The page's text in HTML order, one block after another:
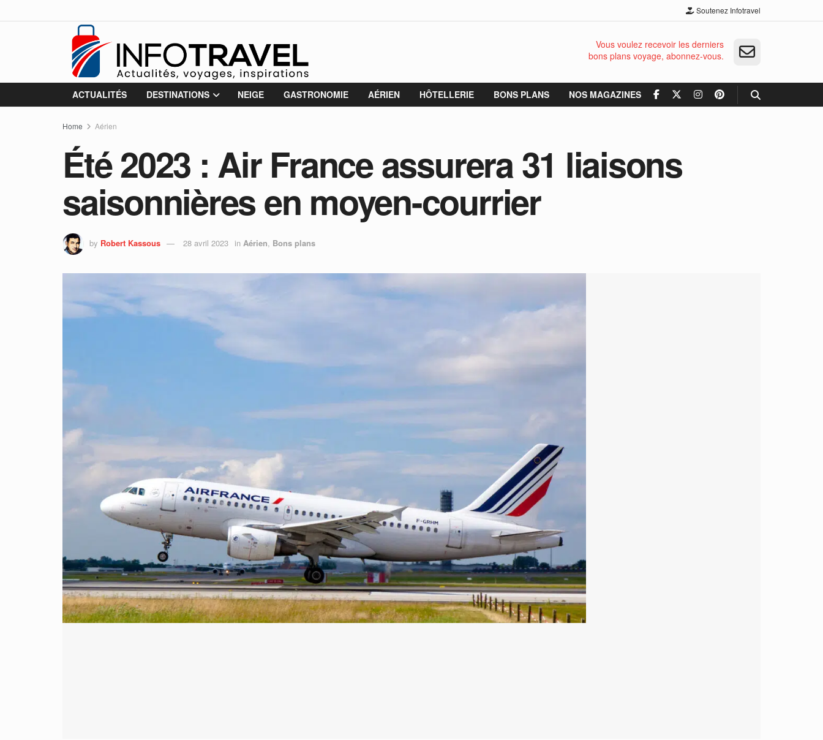
Soutenez Infotravel
Vous voulez recevoir les derniers
bons plans voyage, abonnez-vous.
ACTUALITÉS DESTINATIONS NEIGE GASTRONOMIE AÉRIEN HÔTELLERIE BONS PLANS NOS MAGAZINES
Home Aérien
Été 2023 : Air France assurera 31 liaisons
saisonnières en moyen-courrier
by Robert Kassous 28 avril 2023 in Aérien, Bons plans